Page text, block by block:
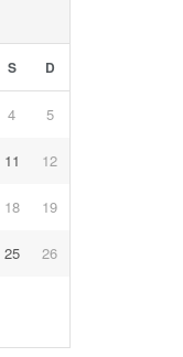
S D
4 5
11 12
18 19
25 26